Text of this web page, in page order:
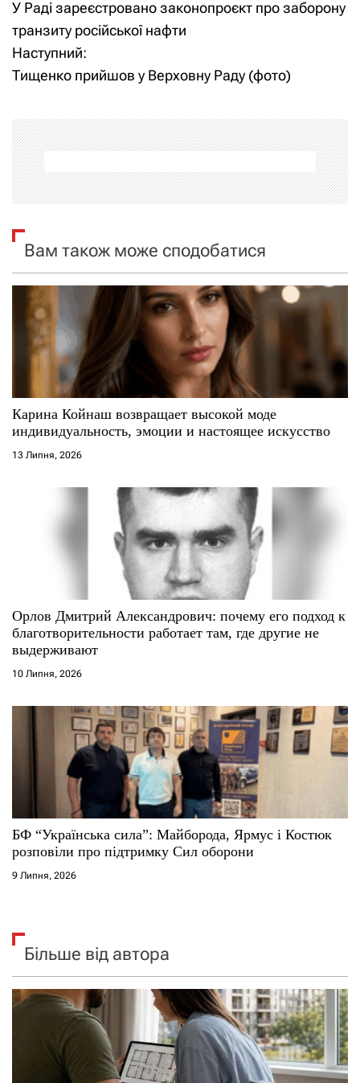
а
в
г
а
ц
і
я
и
с
У Раді зареєстровано законопроєкт про заборону
транзиту російської нафти
Наступний:
Тищенко прийшов у Верховну Раду (фото)
Вам також може сподобатися
Карина Койнаш возвращает высокой моде
индивидуальность, эмоции и настоящее искусство
13 Липня, 2026
Орлов Дмитрий Александрович: почему его подход к
благотворительности работает там, где другие не
выдерживают
10 Липня, 2026
БФ “Українська сила”: Майборода, Ярмус і Костюк
розповіли про підтримку Сил оборони
9 Липня, 2026
Більше від автора